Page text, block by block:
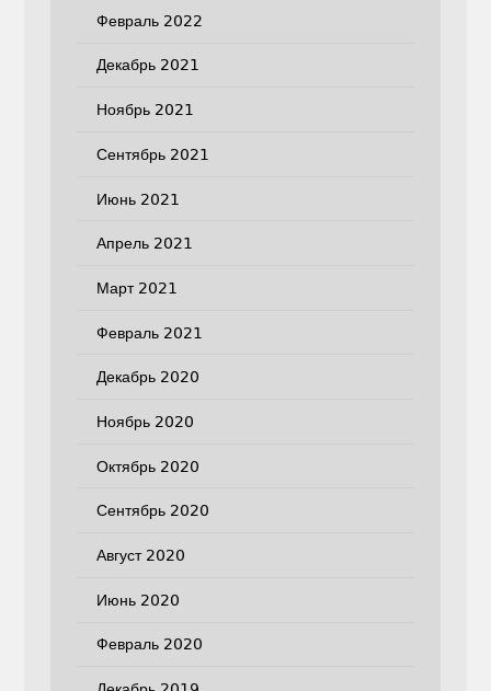
Февраль 2022
Декабрь 2021
Ноябрь 2021
Сентябрь 2021
Июнь 2021
Апрель 2021
Март 2021
Февраль 2021
Декабрь 2020
Ноябрь 2020
Октябрь 2020
Сентябрь 2020
Август 2020
Июнь 2020
Февраль 2020